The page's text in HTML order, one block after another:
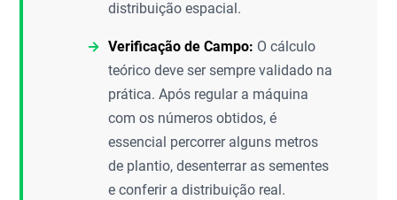
distribuição espacial.
Verificação de Campo: O cálculo
teórico deve ser sempre validado na
prática. Após regular a máquina
com os números obtidos, é
essencial percorrer alguns metros
de plantio, desenterrar as sementes
e conferir a distribuição real.